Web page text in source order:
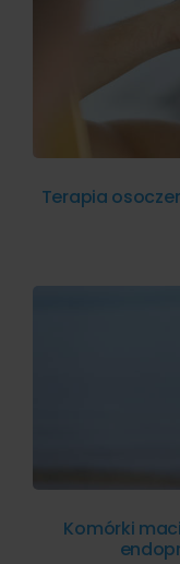
Terapia
Komórki